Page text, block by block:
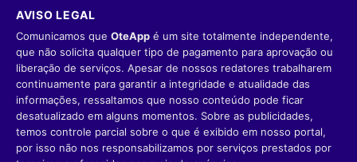
AVISO LEGAL
Comunicamos que OteApp é um site totalmente independente,
que não solicita qualquer tipo de pagamento para aprovação ou
liberação de serviços. Apesar de nossos redatores trabalharem
continuamente para garantir a integridade e atualidade das
informações, ressaltamos que nosso conteúdo pode ficar
desatualizado em alguns momentos. Sobre as publicidades,
temos controle parcial sobre o que é exibido em nosso portal,
por isso não nos responsabilizamos por serviços prestados por